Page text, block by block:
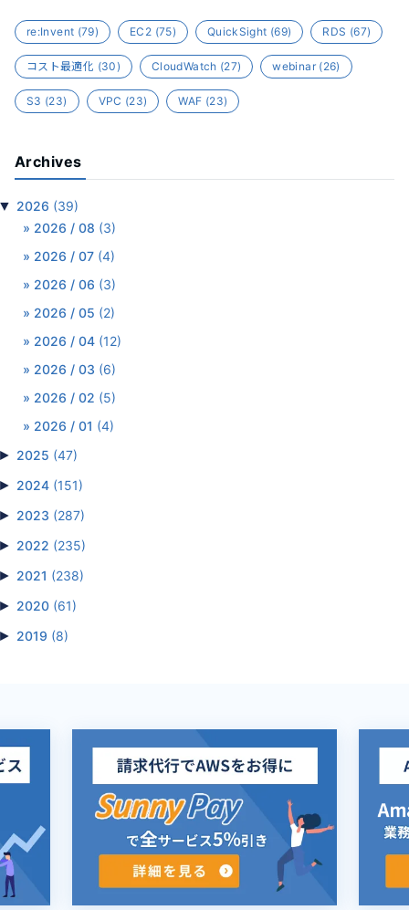
re:Invent (79) EC2 (75) QuickSight (69) RDS (67)
コスト最適化 (30) CloudWatch (27) webinar(26)
S3 (23) VPC (23) WAF (23)
Archives
2026 (39)
2026 / 08 (3)
2026 / 07 (4)
2026 / 06 (3)
2026 / 05 (2)
2026 / 04 (12)
2026 / 03 (6)
2026 / 02 (5)
2026 / 01 (4)
2025 (47)
2024 (151)
2023 (287)
2022 (235)
2021 (238)
2020 (61)
2019 (8)